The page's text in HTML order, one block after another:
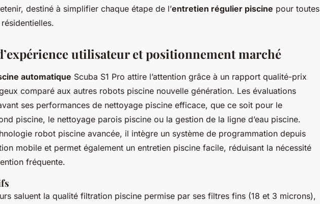
destiné à simplifier chaque étape de l’entretien régulier piscine pour toutes
utilisateur et positionnement marché
automatique Scuba S1 Pro attire l’attention grâce à un rapport qualité-prix
comparé aux autres robots piscine nouvelle génération. Les évaluations
ses performances de nettoyage piscine efficace, que ce soit pour le
piscine, le nettoyage parois piscine ou la gestion de la ligne d’eau piscine.
robot piscine avancée, il intègre un système de programmation depuis
mobile et permet également un entretien piscine facile, réduisant la nécessité
fréquente.
saluent la qualité filtration piscine permise par ses filtres fins (18 et 3 microns),